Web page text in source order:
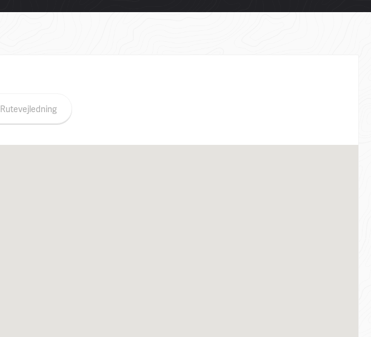
Rutevejledning